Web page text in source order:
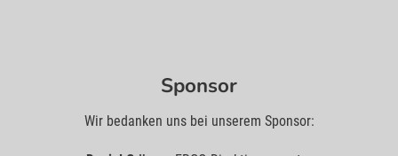
Sponsor
Wir bedanken uns bei unserem Sponsor: